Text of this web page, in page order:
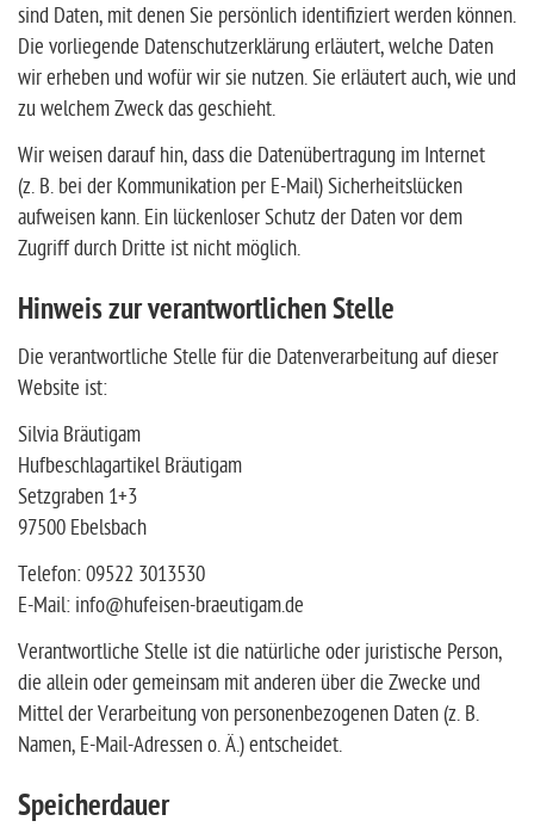
sind Daten, mit denen Sie persönlich identifiziert werden können.
Die vorliegende Datenschutzerklärung erläutert, welche Daten
wir erheben und wofür wir sie nutzen. Sie erläutert auch, wie und
zu welchem Zweck das geschieht.
Wir weisen darauf hin, dass die Datenübertragung im Internet
(z. B. bei der Kommunikation per E-Mail) Sicherheitslücken
aufweisen kann. Ein lückenloser Schutz der Daten vor dem
Zugriff durch Dritte ist nicht möglich.
Hinweis zur verantwortlichen Stelle
Die verantwortliche Stelle für die Datenverarbeitung auf dieser
Website ist:
Silvia Bräutigam
Hufbeschlagartikel Bräutigam
Setzgraben 1+3
97500 Ebelsbach
Telefon: 09522 3013530
E-Mail: info@hufeisen-braeutigam.de
Verantwortliche Stelle ist die natürliche oder juristische Person,
die allein oder gemeinsam mit anderen über die Zwecke und
Mittel der Verarbeitung von personenbezogenen Daten (z. B.
Namen, E-Mail-Adressen o. Ä.) entscheidet.
Speicherdauer